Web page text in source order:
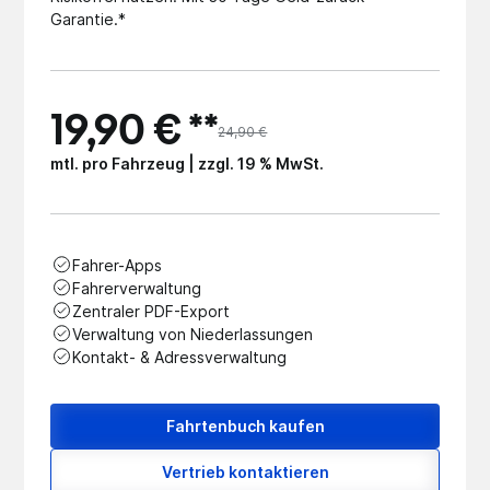
Garantie.*
19,90 € **24,90 €
mtl. pro Fahrzeug | zzgl. 19 % MwSt.
Fahrer-Apps
Fahrerverwaltung
Zentraler PDF-Export
Verwaltung von Niederlassungen
Kontakt- & Adressverwaltung
Fahrtenbuch kaufen
Vertrieb kontaktieren